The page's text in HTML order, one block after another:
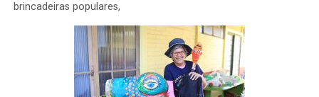
brincadeiras populares,